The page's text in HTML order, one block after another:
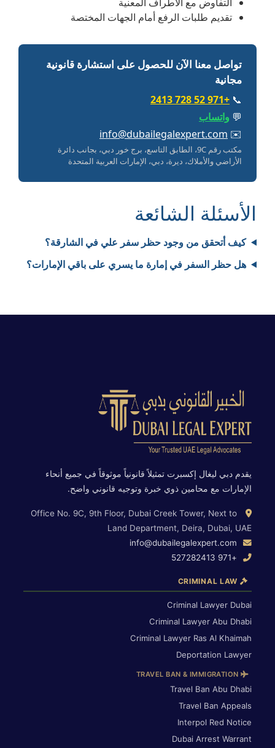
تقديم طلبات الرفع أمام الجهات المختصة
تواصل معنا الآن للحصول على استشارة قانونية
مجانية
📞
+971 52 728 2413
💬 واتساب
✉️
info@dubailegalexpert.com
مكتب رقم 9C، الطابق التاسع، برج خور دبي، بجانب دائرة
الأراضي والأملاك، ديرة، دبي، الإمارات العربية المتحدة
الأسئلة الشائعة
كيف أتحقق من وجود حظر سفر علي في الشارقة؟
هل حظر السفر في إمارة ما يسري على باقي الإمارات؟
يقدم دبي ليغال إكسبرت تمثيلاً قانونياً موثوقاً في جميع أنحاء
الإمارات مع محامين ذوي خبرة وتوجيه قانوني واضح.
Office No. 9C, 9th Floor, Dubai Creek Tower, Next to
Land Department, Deira, Dubai, UAE
info@dubailegalexpert.com
+971 527282413
Criminal Lawyer Dubai
Criminal Lawyer Abu Dhabi
Criminal Lawyer Ras Al Khaimah
Deportation Lawyer
TRAVEL BAN & IMMIGRATION
Travel Ban Abu Dhabi
Travel Ban Appeals
Interpol Red Notice
Dubai Arrest Warrant